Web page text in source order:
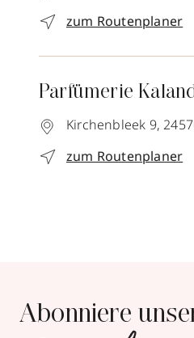
zum Routenplaner
Parfümerie
Kirchenbleek 9,
zum Routenplaner
Abonniere